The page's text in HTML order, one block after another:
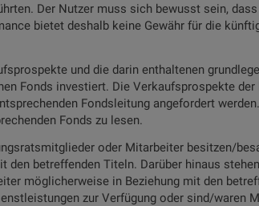
Der Nutzer muss sich bewusst sein,
bietet deshalb keine Gewähr für die
und die darin enthaltenen
Fonds investiert. Die Verkaufsprospekte
Fondsleitung angefordert
Fonds zu lesen.
oder Mitarbeiter besitzen/
betreffenden Titeln. Darüber hinaus
möglicherweise in Beziehung mit den
zur Verfügung oder sind/waren